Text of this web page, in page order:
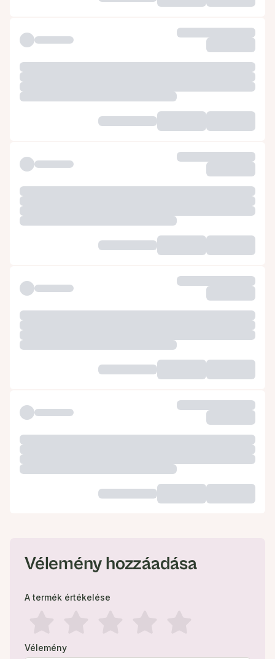
Vélemény hozzáadása
A termék értékelése
Vélemény